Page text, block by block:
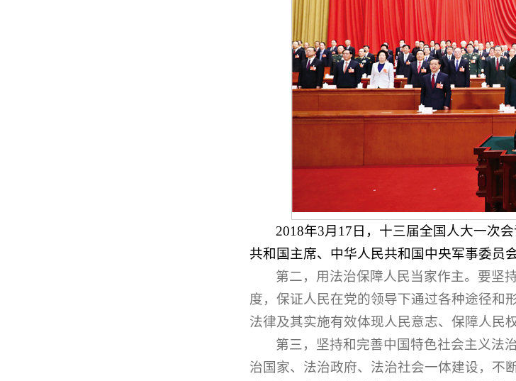
2018年3月17日，十三届全国人大一次
共和国主席、中华人民共和国中央军事委员
第二，用法治保障人民当家作主。要坚
度，保证人民在党的领导下通过各种途径和
法律及其实施有效体现人民意志、保障人民
第三，坚持和完善中国特色社会主义法
治国家、法治政府、法治社会一体建设，不